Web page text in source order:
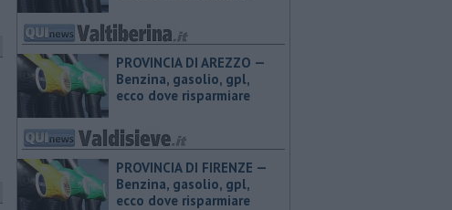
PROVINCIA DI AREZZO — ​
Benzina, gasolio, gpl,
ecco dove risparmiare
PROVINCIA DI FIRENZE — ​
Benzina, gasolio, gpl,
ecco dove risparmiare